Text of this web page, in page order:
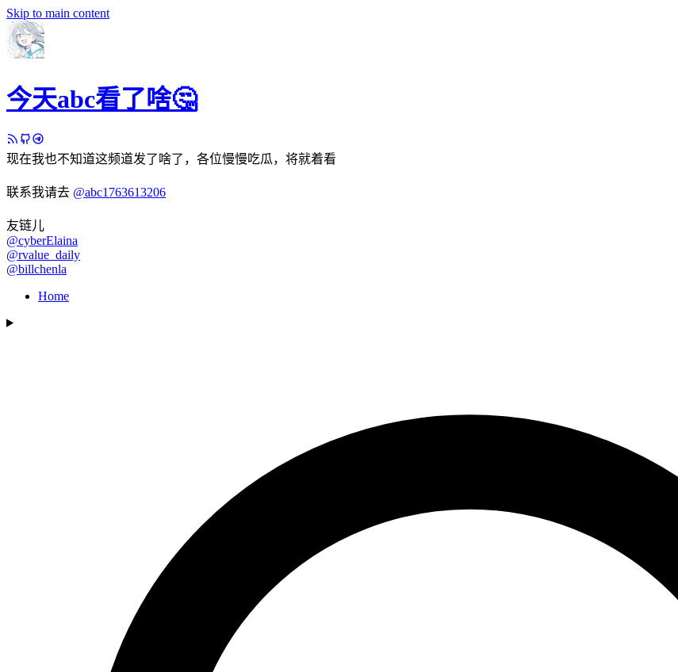
Skip to main content
今天abc看了啥🤔
现在我也不知道这频道发了啥了，各位慢慢吃瓜，将就着看
联系我请去 @abc1763613206
友链儿
@cyberElaina
@rvalue_daily
@billchenla
Home